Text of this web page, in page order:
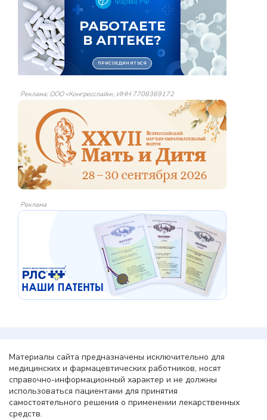
Реклама: ООО «Конгресслайн», ИНН 7708369172
Реклама
Материалы сайта предназначены исключительно для
медицинских и фармацевтических работников, носят
справочно-информационный характер и не должны
использоваться пациентами для принятия
самостоятельного решения о применении лекарственных
средств.